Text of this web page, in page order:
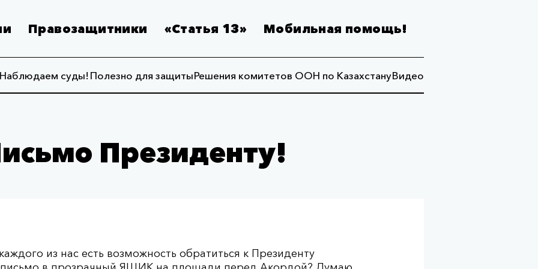
Правозащитники «Статья 13» Мобильная помощь!
Наблюдаем суды! Полезно для защитыРешения комитетов ООН по КазахстануВидео
Президенту!
из нас есть возможность обратиться к Президенту